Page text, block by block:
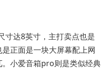
寸达8英寸，主打卖点也是
正面是一块大屏幕配上网
小爱音箱pro则是类似经典